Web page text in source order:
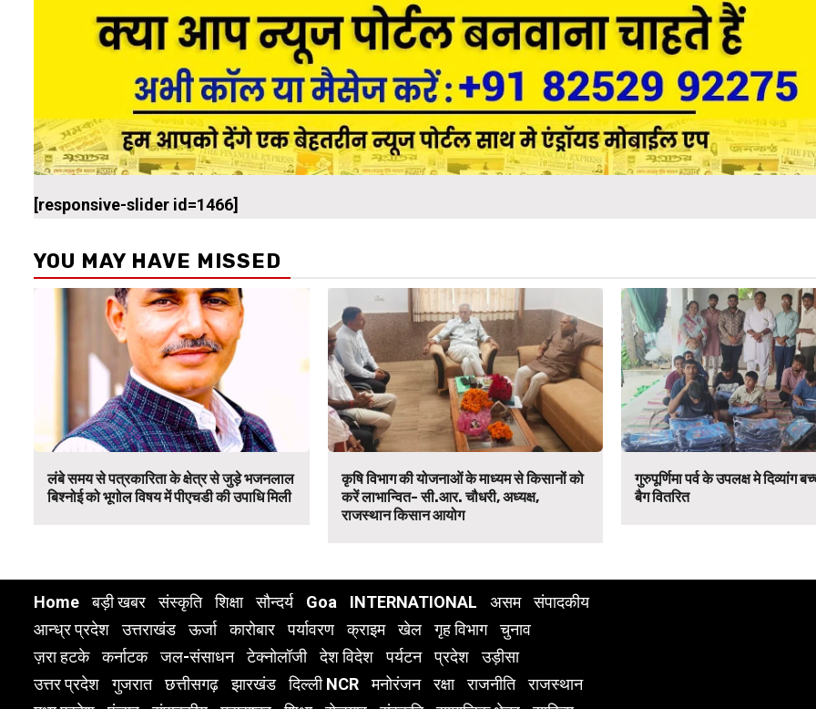
[responsive-slider id=1466]
YOU MAY HAVE MISSED
लंबे समय से पत्रकारिता के क्षेत्र से जुड़े भजनलाल
बिश्नोई को भूगोल विषय में पीएचडी की उपाधि मिली
कृषि विभाग की योजनाओं के माध्यम से किसानों को
करें लाभान्वित- सी.आर. चौधरी, अध्यक्ष,
राजस्थान किसान आयोग
गुरुपूर्णिमा पर्व के उपलक्ष मे दिव्यांग
बैग वितरित
Home बड़ी खबर संस्कृति शिक्षा सौन्दर्य Goa INTERNATIONAL असम
संपादकीय
आन्ध्र प्रदेश
उत्तराखंड ऊर्जा कारोबार पर्यावरण क्राइम खेल गृह विभाग
चुनाव
ज़रा हटके
कर्नाटक जल-संसाधन टेक्नोलॉजी देश विदेश पर्यटन प्रदेश
उड़ीसा
उत्तर प्रदेश
गुजरात छत्तीसगढ़ झारखंड दिल्ली NCR मनोरंजन रक्षा राजनीति
राजस्थान